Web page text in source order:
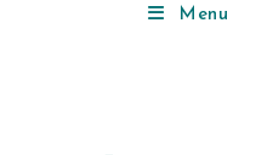
Menu